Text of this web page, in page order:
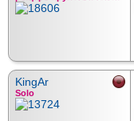
KingAr
Solo